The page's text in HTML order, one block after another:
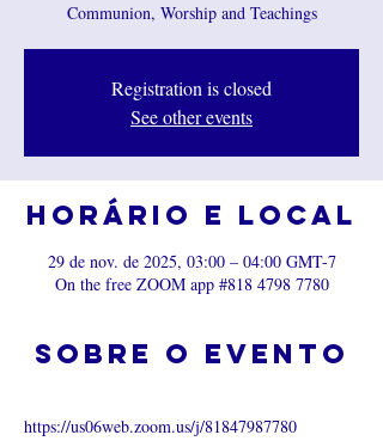
Communion, Worship and Teachings
Registration is closed
See other events
Horário e local
29 de nov. de 2025, 03:00 – 04:00 GMT-7
On the free ZOOM app #818 4798 7780
Sobre o evento
https://us06web.zoom.us/j/81847987780